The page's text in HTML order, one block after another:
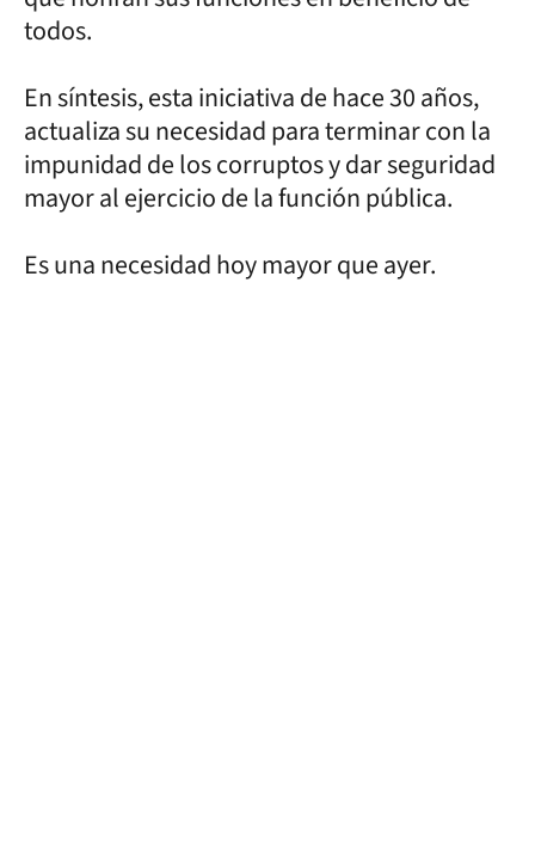
todos.
En síntesis, esta iniciativa de hace 30 años,
actualiza su necesidad para terminar con la
impunidad de los corruptos y dar seguridad
mayor al ejercicio de la función pública.
Es una necesidad hoy mayor que ayer.